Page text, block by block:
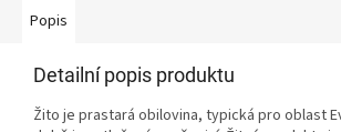
Popis
Detailní popis produktu
Žito je prastará obilovina, typická pro oblast